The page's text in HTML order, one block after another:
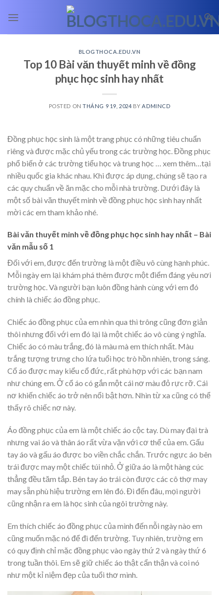
BLOGTHOCA.EDU.VN
Top 10 Bài văn thuyết minh về đồng
phục học sinh hay nhất
POSTED ONTHÁNG 9 19, 2024 BY ADMINCD
Đồng phục học sinh là một trang phục có những tiêu chuẩn
riêng và được mặc chủ yếu trong các trường học. Đồng phục
phổ biến ở các trường tiểu học và trung học
… xem thêm… tại
nhiều quốc gia khác nhau. Khi được áp dụng, chúng sẽ tạo ra
các quy chuẩn về ăn mặc cho mỗi nhà trường. Dưới đây là
một số bài văn thuyết minh về đồng phục học sinh hay nhất
mời các em tham khảo nhé.
Bài văn thuyết minh về đồng phục học sinh hay nhất – Bài
văn mẫu số 1
Đối với em, được đến trường là một điều vô cùng hạnh phúc.
Mỗi ngày em lại khám phá thêm được một điểm đáng yêu nơi
trường học. Và người bạn luôn đồng hành cùng với em đó
chính là chiếc áo đồng phục.
Chiếc áo đồng phục của em nhìn qua thì trông cũng đơn giản
thôi nhưng đối với em đó lại là một chiếc áo vô cùng ý nghĩa.
Chiếc áo có màu trắng, đó là màu mà em thích nhất. Màu
trắng tượng trưng cho lứa tuổi học trò hồn nhiên, trong sáng.
Cổ áo được may kiểu cổ đức, rất phù hợp với các bạn nam
như chúng em. Ở cổ áo có gắn một cái nơ màu đỏ rực rỡ. Cái
nơ khiến chiếc áo trở nên nổi bật hơn. Nhìn từ xa cũng có thể
thấy rõ chiếc nơ này.
Áo đồng phục của em là một chiếc áo cộc tay. Dù may đại trà
nhưng vai áo và thân áo rất vừa vặn với cơ thể của em. Gấu
tay áo và gấu áo được bo viền chắc chắn. Trước ngực áo bên
trái được may một chiếc túi nhỏ. Ở giữa áo là một hàng cúc
thẳng đều tăm tắp. Bên tay áo trái còn được các cô thợ may
may sẵn phù hiệu trường em lên đó. Đi đến đâu, mọi người
cũng nhận ra em là học sinh của ngôi trường này.
Em thích chiếc áo đồng phục của mình đến nỗi ngày nào em
cũng muốn mặc nó để đi đến trường. Tuy nhiên, trường em
có quy định chỉ mặc đồng phục vào ngày thứ 2 và ngày thứ 6
trong tuần thôi. Em sẽ giữ chiếc áo thật cẩn thận và coi nó
như một kỉ niệm đẹp của tuổi thơ mình.